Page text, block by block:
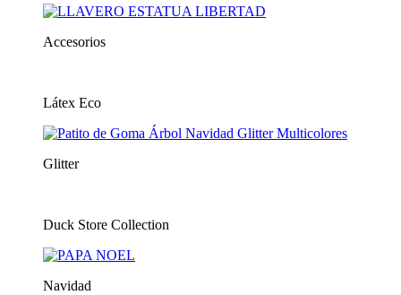
Accesorios
Látex Eco
Glitter
Duck Store Collection
Navidad